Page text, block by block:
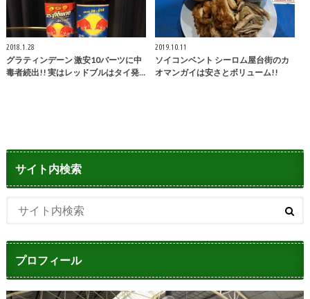
2018.1.28
グラティンデーン 激安10バーツに中
毒者続出!! 実はレッドブルはタイ発…
2019.10.11
ソイコンベント シーロム屋台街のカ
オマンガイは安さとボリューム!!
サイト内検索
プロフィール